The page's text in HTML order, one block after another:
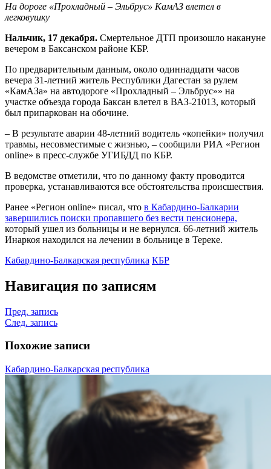
На дороге «Прохладный – Эльбрус» КамАЗ влетел в
легковушку
Нальчик, 17 декабря. Смертельное ДТП произошло накануне
вечером в Баксанском районе КБР.
По предварительным данным, около одиннадцати часов
вечера 31-летний житель Республики Дагестан за рулем
«КамАЗа» на автодороге «Прохладный – Эльбрус»» на
участке объезда города Баксан влетел в ВАЗ-21013, который
был припаркован на обочине.
– В результате аварии 48-летний водитель «копейки» получил
травмы, несовместимые с жизнью, – сообщили РИА «Регион
online» в пресс-службе УГИБДД по КБР.
В ведомстве отметили, что по данному факту проводится
проверка, устанавливаются все обстоятельства происшествия.
Ранее «Регион online» писал, что в Кабардино-Балкарии
завершились поиски пропавшего без вести пенсионера,
который ушел из больницы и не вернулся. 66-летний житель
Инаркоя находился на лечении в больнице в Тереке.
Кабардино-Балкарская республика КБР
Навигация по записям
Пред. запись
След. запись
Похожие записи
Кабардино-Балкарская республика